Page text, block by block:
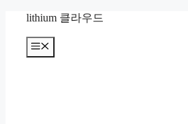
lithium 클라우드
메
뉴